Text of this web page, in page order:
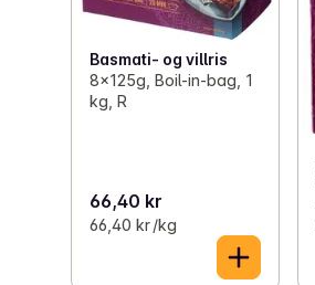
Basmati- og villris
8x125g, Boil-in-bag, 1
kg, R
66,40 kr
66,40 kr /kg